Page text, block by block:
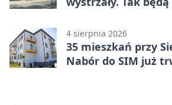
4 sierpnia 2026
35 mieszkań przy
Nabór do SIM już